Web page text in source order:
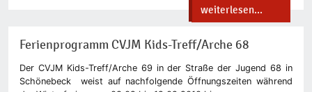
weiterlesen...
Ferienprogramm CVJM Kids-Treff/Arche 68
Der CVJM Kids-Treff/Arche 69 in der Straße der Jugend 68 in
Schönebeck weist auf nachfolgende Öffnungszeiten während